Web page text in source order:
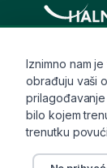
Iznimno nam
obrađuju vaši
bilo kojem
trenutku